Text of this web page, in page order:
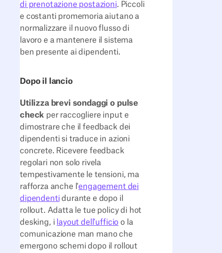
di prenotazione postazioni. Piccoli
e costanti promemoria aiutano a
normalizzare il nuovo flusso di
lavoro e a mantenere il sistema
ben presente ai dipendenti.
Dopo il lancio
Utilizza brevi sondaggi o pulse
check per raccogliere input e
dimostrare che il feedback dei
dipendenti si traduce in azioni
concrete. Ricevere feedback
regolari non solo rivela
tempestivamente le tensioni, ma
rafforza anche l'engagement dei
dipendenti durante e dopo il
rollout. Adatta le tue policy di hot
desking, i layout dell'ufficio o la
comunicazione man mano che
emergono schemi dopo il rollout